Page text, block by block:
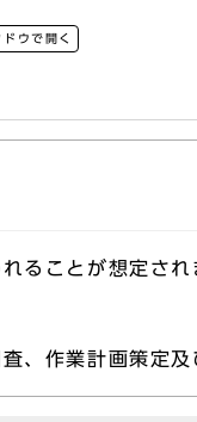
ウで開く
ることが想定さ
、作業計画策定